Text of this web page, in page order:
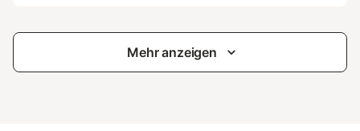
Mehr anzeigen